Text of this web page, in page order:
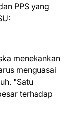
PPS yang
menekankan
menguasai
"Satu
terhadap